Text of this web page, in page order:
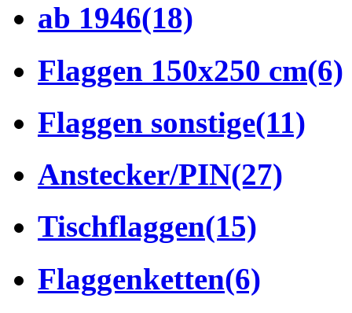
ab 1946(18)
Flaggen 150x250 cm(6)
Flaggen sonstige(11)
Anstecker/PIN(27)
Tischflaggen(15)
Flaggenketten(6)